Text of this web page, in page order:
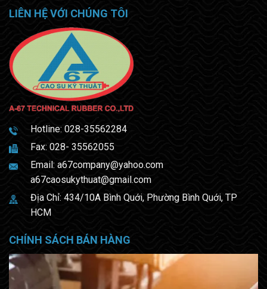
LIÊN HỆ VỚI CHÚNG TÔI
Hotline: 028-35562284
Fax: 028- 35562055
Email: a67company@yahoo.com
a67caosukythuat@gmail.com
Địa Chỉ: 434/10A Bình Quới, Phường Bình Quới, TP
HCM
CHÍNH SÁCH BÁN HÀNG